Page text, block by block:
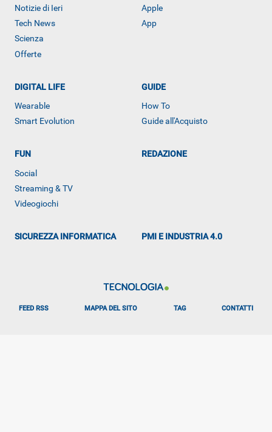
Notizie di Ieri
Tech News
Scienza
Offerte
Apple
App
DIGITAL LIFE
Wearable
Smart Evolution
GUIDE
How To
Guide all'Acquisto
FUN
Social
Streaming & TV
Videogiochi
REDAZIONE
SICUREZZA INFORMATICA PMI E INDUSTRIA 4.0
FEED RSS MAPPA DEL SITO TAG CONTATTI